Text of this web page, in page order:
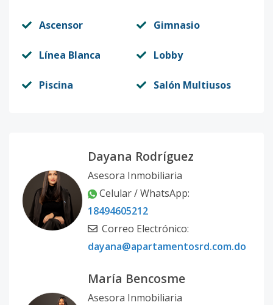
Ascensor Gimnasio
Línea Blanca Lobby
Piscina Salón Multiusos
Dayana Rodríguez
Asesora Inmobiliaria
Celular / WhatsApp:
18494605212
Correo Electrónico:
dayana@apartamentosrd.com.do
María Bencosme
Asesora Inmobiliaria